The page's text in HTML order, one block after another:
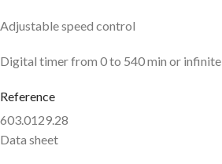
Adjustable speed control
Digital timer from 0 to 540 min or infinite
Reference
603.0129.28
Data sheet